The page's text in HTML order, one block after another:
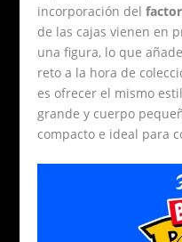
incorporación del
de las cajas vienen en
una figura, lo que
reto a la hora de
es ofrecer el mismo
grande y cuerpo
compacto e ideal para